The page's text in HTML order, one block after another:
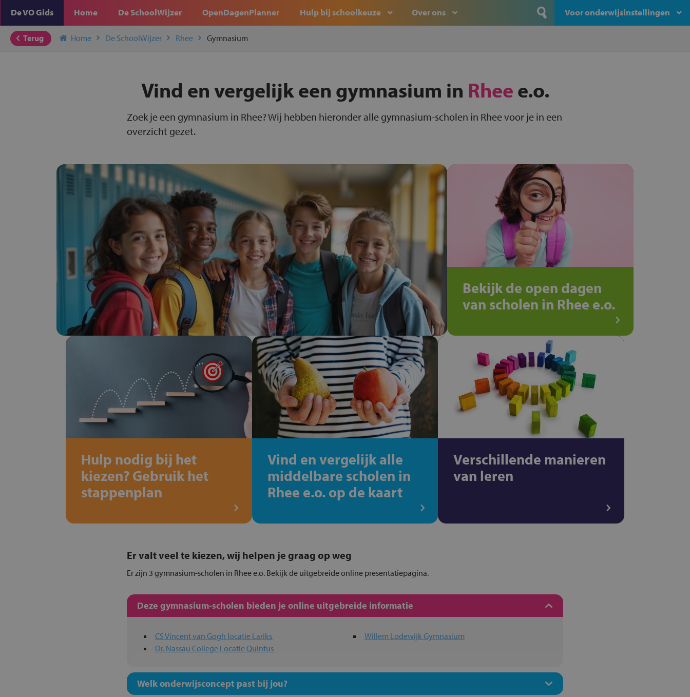
De VO Gids Home De SchoolWijzer OpenDagenPlanner Hulp bij schoolkeuze Over ons Voor onderwijsinstellingen
Terug Home De SchoolWijzer Rhee Gymnasium
Vind en vergelijk een gymnasium in Rheee.o.
Zoek je een gymnasium in Rhee? Wij hebben hieronder alle gymnasium-scholen in Rhee voor je in een
overzicht gezet.
Bekijk de open dagen
van scholen in Rhee e.o.
Hulp nodig bij het
kiezen? Gebruik het
stappenplan
Vind en vergelijk alle
middelbare scholen in
Rhee e.o. op de kaart
Verschillende manieren
van leren
Er valt veel te kiezen, wij helpen je graag op weg
Er zijn 3 gymnasium-scholen in Rhee e.o. Bekijk de uitgebreide online presentatiepagina.
Deze gymnasium-scholen bieden je online uitgebreide informatie
CS Vincent van Gogh locatie Lariks
Dr. Nassau College Locatie Quintus
Willem Lodewijk Gymnasium
Welk onderwijsconcept past bij jou?